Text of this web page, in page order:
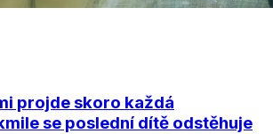
projde skoro každá
se poslední dítě odstěhuje